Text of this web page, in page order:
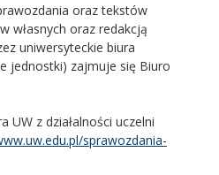
oraz tekstów
własnych oraz redakcją
uniwersyteckie biura
jednostki) zajmuje się Biuro
UW z działalności uczelni
sprawozdania-